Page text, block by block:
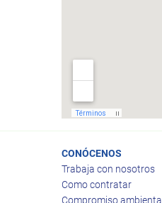
CONÓCENOS
Trabaja con nosotros
Como contratar
Compromiso ambiental